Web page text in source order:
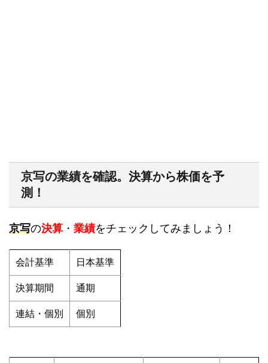
京写の業績を確認。決算から株価を予
測！
京写の決算 ・ 業績をチェックしてみましょう！
会計基準 日本基準
決算期間 通期
連結・個別 個別